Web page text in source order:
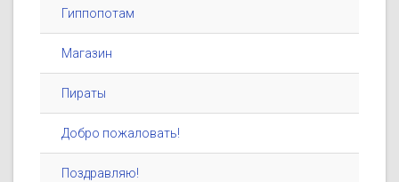
Гиппопотам
Магазин
Пираты
Добро пожаловать!
Поздравляю!